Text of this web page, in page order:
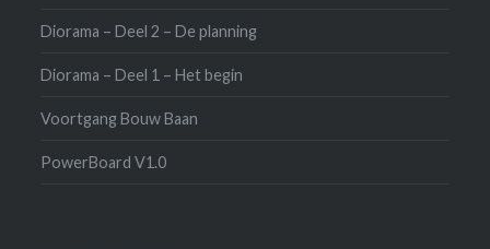
Diorama – Deel 2 – De planning
Diorama – Deel 1 – Het begin
Voortgang Bouw Baan
PowerBoard V1.0